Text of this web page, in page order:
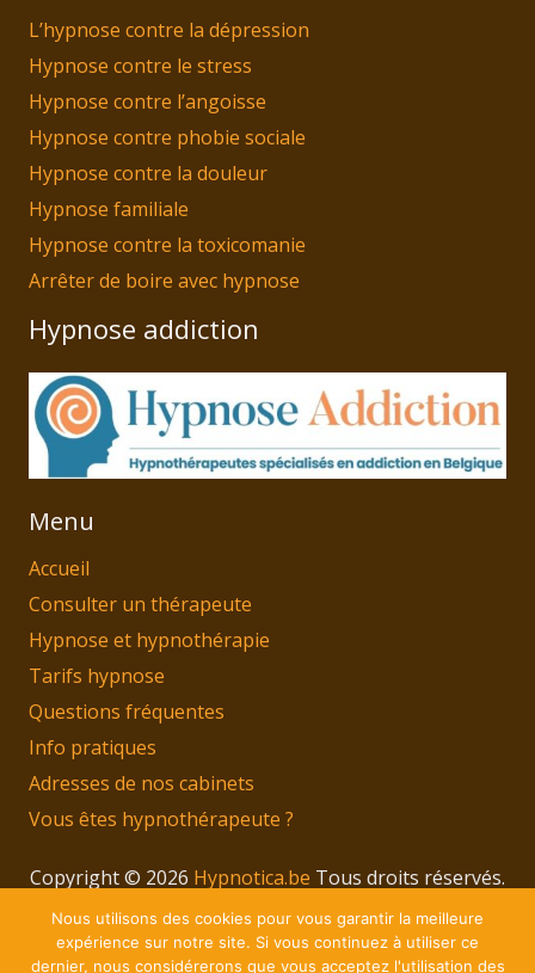
L’hypnose contre la dépression
Hypnose contre le stress
Hypnose contre l’angoisse
Hypnose contre phobie sociale
Hypnose contre la douleur
Hypnose familiale
Hypnose contre la toxicomanie
Arrêter de boire avec hypnose
Hypnose addiction
Menu
Accueil
Consulter un thérapeute
Hypnose et hypnothérapie
Tarifs hypnose
Questions fréquentes
Info pratiques
Adresses de nos cabinets
Vous êtes hypnothérapeute ?
Copyright © 2026 Hypnotica.be Tous droits réservés.
Privium – Des services qui soutiennent vos soins.
Pour psychologues, psychotherapeutes et
Nous utilisons des cookies pour vous garantir la meilleure
expérience sur notre site. Si vous continuez à utiliser ce
dernier, nous considérerons que vous acceptez l'utilisation des